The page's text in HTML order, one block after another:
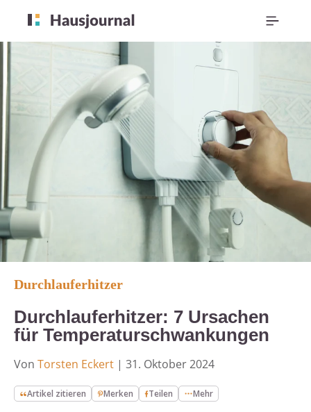
Durchlauferhitzer
Durchlauferhitzer: 7 Ursachen
für Temperaturschwankungen
Von Torsten Eckert | 31. Oktober 2024
Artikel zitieren Merken Teilen Mehr